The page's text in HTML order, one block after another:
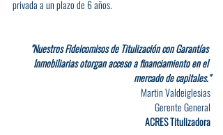
privada a un plazo de 6 años.
"Nuestros Fideicomisos de Titulización con Garantías
Inmobiliarias otorgan acceso a financiamiento en el
mercado de capitales."
Martin Valdeiglesias
Gerente General
ACRES Titulizadora